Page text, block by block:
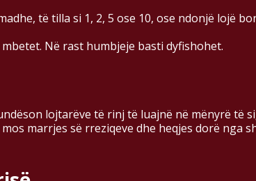
të tilla si 1, 2, 5 ose 10, ose ndonjë lojë
Në rast humbjeje basti dyfishohet.
lojtarëve të rinj të luajnë në mënyrë të
marrjes së rreziqeve dhe heqjes dorë nga